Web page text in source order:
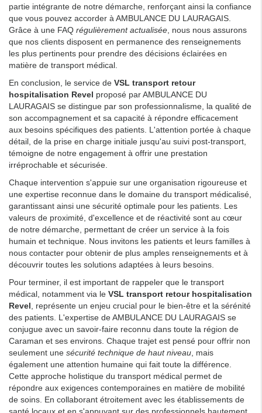
partie intégrante de notre démarche, renforçant ainsi la confiance
que vous pouvez accorder à AMBULANCE DU LAURAGAIS.
Grâce à une FAQ régulièrement actualisée , nous nous assurons
que nos clients disposent en permanence des renseignements
les plus pertinents pour prendre des décisions éclairées en
matière de transport médical.
En conclusion, le service de VSL transport retour
hospitalisation Revel proposé par AMBULANCE DU
LAURAGAIS se distingue par son professionnalisme, la qualité de
son accompagnement et sa capacité à répondre efficacement
aux besoins spécifiques des patients. L'attention portée à chaque
détail, de la prise en charge initiale jusqu'au suivi post-transport,
témoigne de notre engagement à offrir une prestation
irréprochable et sécurisée.
Chaque intervention s'appuie sur une organisation rigoureuse et
une expertise reconnue dans le domaine du transport médicalisé,
garantissant ainsi une sécurité optimale pour les patients. Les
valeurs de proximité, d'excellence et de réactivité sont au cœur
de notre démarche, permettant de créer un service à la fois
humain et technique. Nous invitons les patients et leurs familles à
nous contacter pour obtenir de plus amples renseignements et à
découvrir toutes les solutions adaptées à leurs besoins.
Pour terminer, il est important de rappeler que le transport
médical, notamment via le VSL transport retour hospitalisation
Revel , représente un enjeu crucial pour le bien-être et la sérénité
des patients. L'expertise de AMBULANCE DU LAURAGAIS se
conjugue avec un savoir-faire reconnu dans toute la région de
Caraman et ses environs. Chaque trajet est pensé pour offrir non
seulement une sécurité technique de haut niveau , mais
également une attention humaine qui fait toute la différence.
Cette approche holistique du transport médical permet de
répondre aux exigences contemporaines en matière de mobilité
de soins. En collaborant étroitement avec les établissements de